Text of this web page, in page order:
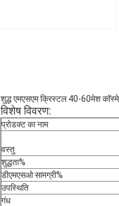
शुद्ध एमएसएम क्रिस्टल 40-60मेश
विशेष विवरण:
प्रोडक्ट का नाम
वस्तु
शुद्धता%
डीएमएसओ सामग्री%
उपस्थिति
गंध